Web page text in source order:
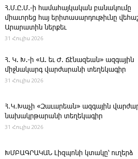
Հ.Մ.Ը.Մ.-ի համահայկական բանակումը
միաւորեց հայ երիտասարդութիւնը
Արարատին ներքեւ
31 Հուլիս 2026
Հ. Կ. Խ.-ի «Ա. եւ Ժ. ­Ճէնազեան» ազգային
միջնակարգ վարժարանի տեղեկագիր
31 Հուլիս 2026
Հ․Կ․Խաչի «Զաւարեան» ազգային
նախակրթարանի տեղեկագիր
31 Հուլիս 2026
ԽՄԲԱԳՐԱԿԱՆ ­Լիզպոնի կտակը՝ ուղերձ